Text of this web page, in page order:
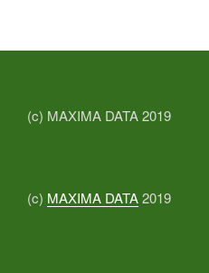
(c) MAXIMA DATA 2019
(c) MAXIMA DATA2019